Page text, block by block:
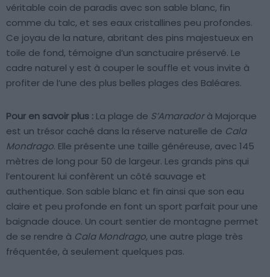
véritable coin de paradis avec son sable blanc, fin
comme du talc, et ses eaux cristallines peu profondes.
Ce joyau de la nature, abritant des pins majestueux en
toile de fond, témoigne d’un sanctuaire préservé. Le
cadre naturel y est à couper le souffle et vous invite à
profiter de l’une des plus belles plages des Baléares.
Pour en savoir plus : La plage de S’Amaradorà Majorque
est un trésor caché dans la réserve naturelle de Cala
Mondrago. Elle présente une taille généreuse, avec 145
mètres de long pour 50 de largeur. Les grands pins qui
l’entourent lui confèrent un côté sauvage et
authentique. Son sable blanc et fin ainsi que son eau
claire et peu profonde en font un sport parfait pour une
baignade douce. Un court sentier de montagne permet
de se rendre à Cala Mondrago, une autre plage très
fréquentée, à seulement quelques pas.